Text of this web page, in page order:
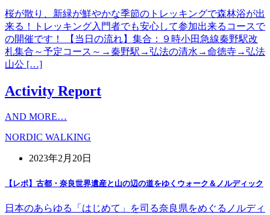
桜が散り、新緑が鮮やかな季節のトレッキングで森林浴が出
来る！トレッキング入門者でも安心して参加出来るコースで
の開催です！ 【当日の流れ】集合：９時小田急線秦野駅改
札集合～予定コース～→秦野駅→弘法の清水→命徳寺→弘法
山公 […]
Activity Report
AND MORE…
NORDIC WALKING
2023年2月20日
【レポ】古都・奈良世界遺産と山の辺の道をゆくウォーク＆ノルディック
日本のあらゆる「はじめて」を司る奈良県をめぐるノルディ